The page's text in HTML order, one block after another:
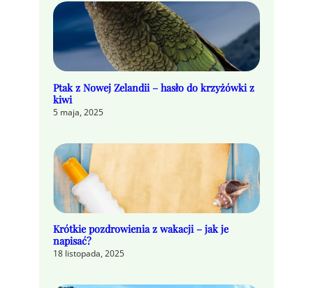
Ptak z Nowej Zelandii – hasło do krzyżówki z
kiwi
5 maja, 2025
Krótkie pozdrowienia z wakacji – jak je
napisać?
18 listopada, 2025